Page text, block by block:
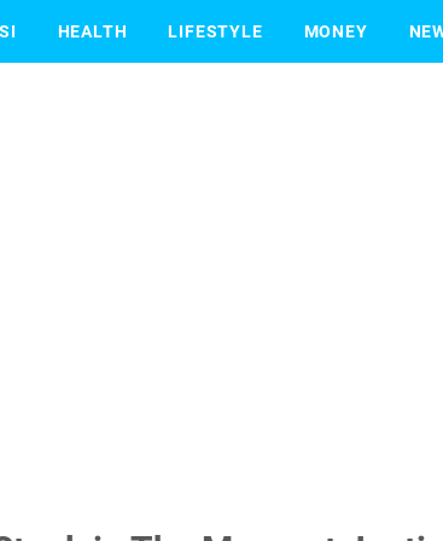
HEALTH LIFESTYLE MONEY